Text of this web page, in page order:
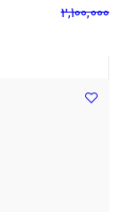
2,100,000